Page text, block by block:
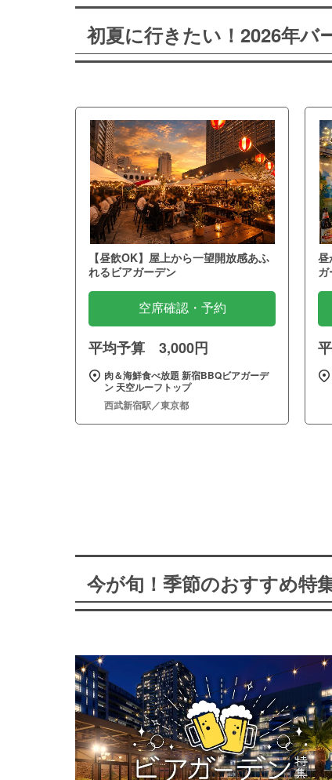
初夏に行きたい！2026年バ
【昼飲OK】屋上から一望開放感あふ
れるビアガーデン
空席確認・予約
平均予算 3,000円
肉＆海鮮食べ放題 新宿BBQビアガーデ
ン 天空ルーフトップ
西武新宿駅／東京都
昼
今が旬！季節のおすすめ特